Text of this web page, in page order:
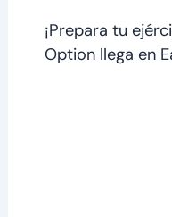
​​¡Prepara tu
Option llega en